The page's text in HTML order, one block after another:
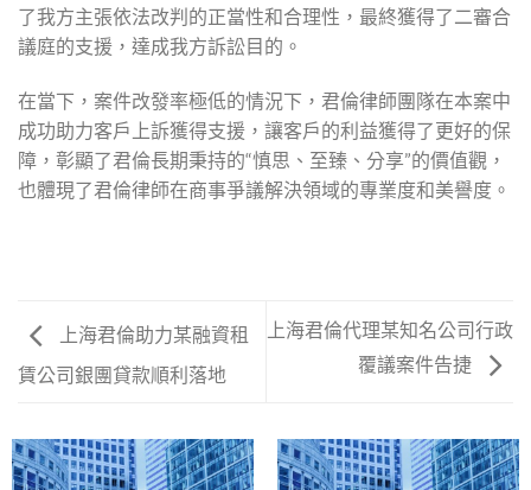
了我方主張依法改判的正當性和合理性，最終獲得了二審合
議庭的支援，達成我方訴訟目的。
在當下，案件改發率極低的情況下，君倫律師團隊在本案中
成功助力客戶上訴獲得支援，讓客戶的利益獲得了更好的保
障，彰顯了君倫長期秉持的“慎思、至臻、分享”的價值觀，
也體現了君倫律師在商事爭議解決領域的專業度和美譽度。
上海君倫助力某融資租
賃公司銀團貸款順利落地
上海君倫代理某知名公司行政
覆議案件告捷